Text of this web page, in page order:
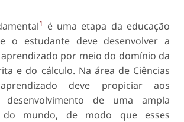
1 é uma etapa da educação
o estudante deve desenvolver a
por meio do domínio da
e do cálculo. Na área de Ciências
deve propiciar aos
desenvolvimento de uma ampla
do mundo, de modo que esses